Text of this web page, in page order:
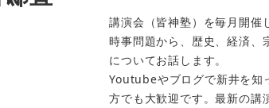
講演会（皆神塾）を毎月開催
時事問題から、歴史、経済、
についてお話します。
Youtubeやブログで新井を知
方でも大歓迎です。最新の講